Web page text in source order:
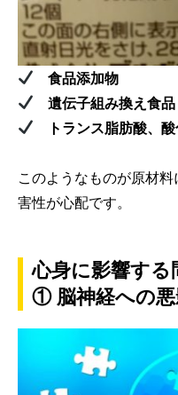
食品添加物
遺伝子組み換え食品
トランス脂肪酸、酸
このようなものが原材
害性が心配です。
心身に影響する
① 脳神経への悪